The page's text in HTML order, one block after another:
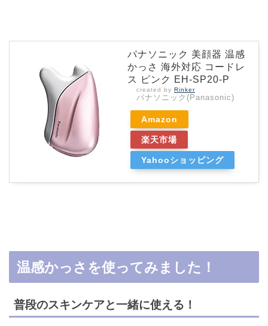
パナソニック 美顔器 温感
かっさ 海外対応 コードレ
ス ピンク EH-SP20-P
created by Rinker
パナソニック(Panasonic)
Amazon
楽天市場
Yahooショッピング
温感かっさを使ってみました！
普段のスキンケアと一緒に使える！